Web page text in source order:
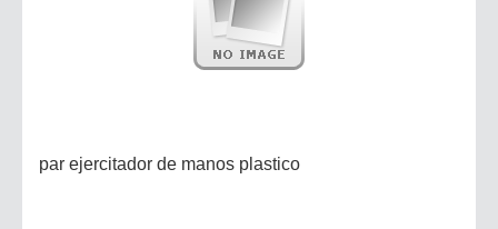
par ejercitador de manos plastico